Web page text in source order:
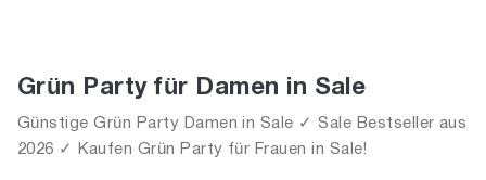
Grün Party für Damen in Sale
Günstige Grün Party Damen in Sale ✓ Sale Bestseller aus
2026 ✓ Kaufen Grün Party für Frauen in Sale!